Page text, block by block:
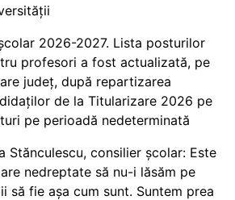
2026-2027. Lista posturilor
profesori a fost actualizată, pe
județ, după repartizarea
de la Titularizare 2026 pe
pe perioadă nedeterminată
Stănculescu, consilier școlar: Este
nedreptate să nu-i lăsăm pe
să fie așa cum sunt. Suntem prea